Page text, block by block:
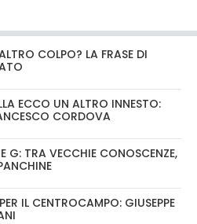
COLPO? LA FRASE DI
ECCO UN ALTRO INNESTO:
CORDOVA
G: TRA VECCHIE CONOSCENZE,
IL CENTROCAMPO: GIUSEPPE